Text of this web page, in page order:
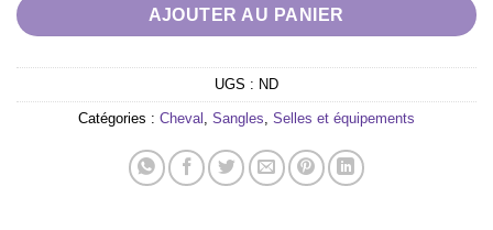
AJOUTER AU PANIER
UGS : ND
Catégories : Cheval , Sangles, Selles et équipements